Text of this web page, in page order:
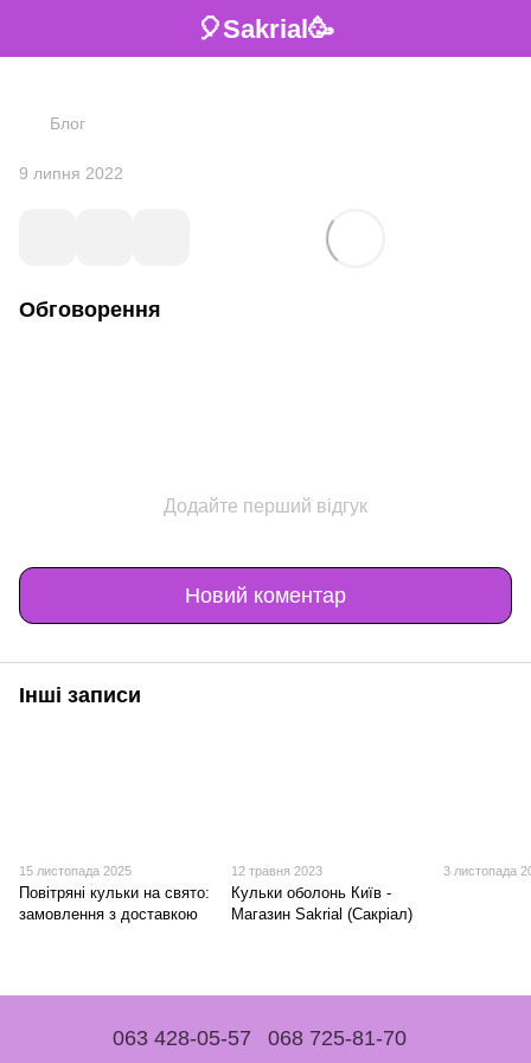
🎈Sakrial🥳
Блог
9 липня 2022
Обговорення
Додайте перший відгук
Новий коментар
Інші записи
15 листопада 2025
Повітряні кульки на свято:
замовлення з доставкою
12 травня 2023
Кульки оболонь Київ -
Магазин Sakrial (Сакріал)
3 листопада
063 428-05-57 068 725-81-70